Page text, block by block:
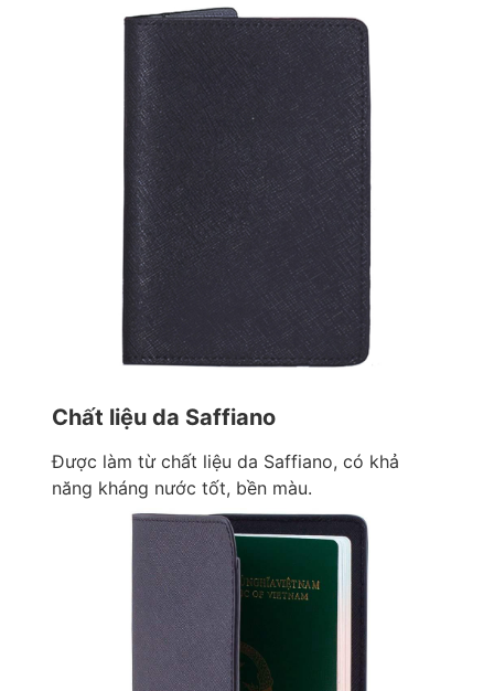
Chất liệu da Saffiano
Được làm từ chất liệu da Saffiano, có khả
năng kháng nước tốt, bền màu.